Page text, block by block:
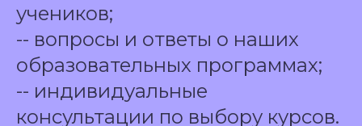
учеников;
-- вопросы и ответы о наших
образовательных программах;
-- индивидуальные
консультации по выбору курсов.